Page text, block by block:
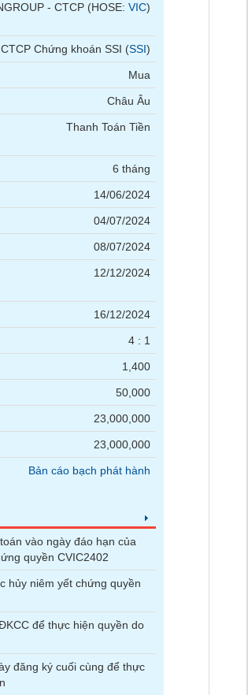
- CTCP (HOSE:VIC)
CTCP Chứng khoán SSI (SSI)
Mua
Châu Âu
Thanh Toán Tiền
6 tháng
14/06/2024
04/07/2024
08/07/2024
12/12/2024
16/12/2024
4 : 1
1,400
50,000
23,000,000
23,000,000
Bản cáo bạch phát hành
vào ngày đáo hạn của
quyền CVIC2402
hủy niêm yết chứng quyền
để thực hiện quyền do
đăng ký cuối cùng để thực